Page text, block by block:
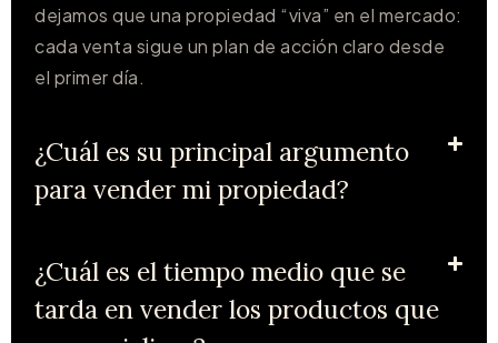
dejamos que una propiedad “viva” en el mercado:
cada venta sigue un plan de acción claro desde
el primer día.
¿Cuál es su principal argumento
para vender mi propiedad?
¿Cuál es el tiempo medio que se
tarda en vender los productos que